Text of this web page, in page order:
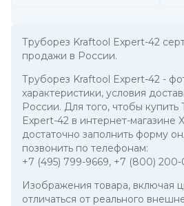
Труборез Kraftool Expert-42
продажи в России.
Труборез Kraftool Expert-42 -
характеристики, условия
России. Для того, чтобы
Expert-42 в интернет-магазине
достаточно заполнить форму
позвонить по телефонам:
+7 (495) 799-9669, +7 (800) 200-
Изображения товара, включая
отличаться от реального